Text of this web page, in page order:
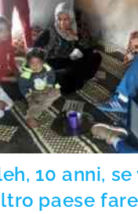
10 anni,
paese